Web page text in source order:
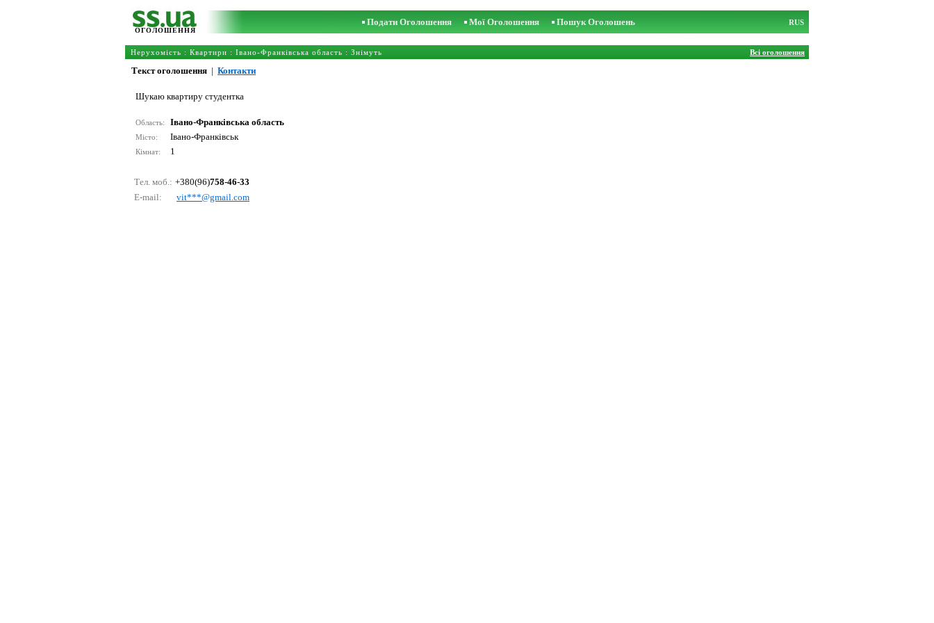
ОГОЛОШЕННЯ
Подати Оголошення Мої Оголошення Пошук Оголошень RUS
Нерухомість : Квартири : Івано-Франківська область : Знімуть Всі оголошення
Текст оголошення | Контакти
Шукаю квартиру студентка
Область: Івано-Франківська область
Місто: Івано-Франківськ
Кімнат: 1
Тел. моб.: +380(96)758-46-33
E-mail:
vit***@gmаil.соm